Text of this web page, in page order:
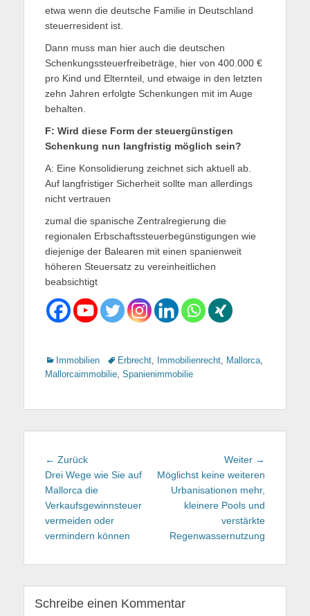
etwa wenn die deutsche Familie in Deutschland
steuerresident ist.
Dann muss man hier auch die deutschen
Schenkungssteuerfreibeträge, hier von 400.000 €
pro Kind und Elternteil, und etwaige in den letzten
zehn Jahren erfolgte Schenkungen mit im Auge
behalten.
F: Wird diese Form der steuergünstigen
Schenkung nun langfristig möglich sein?
A: Eine Konsolidierung zeichnet sich aktuell ab.
Auf langfristiger Sicherheit sollte man allerdings
nicht vertrauen
zumal die spanische Zentralregierung die
regionalen Erbschaftssteuerbegünstigungen wie
diejenige der Balearen mit einen spanienweit
höheren Steuersatz zu vereinheitlichen
beabsichtigt
Kategorien
Immobilien TagsErbrecht, Immobilienrecht, Mallorca,
Mallorcaimmobilie, Spanienimmobilie
Beitragsnavigation
← Zurück
Beitrag:
Drei Wege wie Sie auf
Mallorca die
Verkaufsgewinnsteuer
vermeiden oder
vermindern können
Weiter →
Möglichst keine weiteren
Urbanisationen mehr,
kleinere Pools und
verstärkte
Regenwassernutzung
Schreibe einen Kommentar